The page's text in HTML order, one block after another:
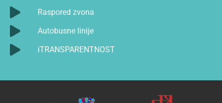
Raspored zvona
Autobusne linije
iTRANSPARENTNOST